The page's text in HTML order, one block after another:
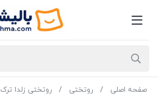
صفحه اصلی روتختی روتختی زلدا ترک